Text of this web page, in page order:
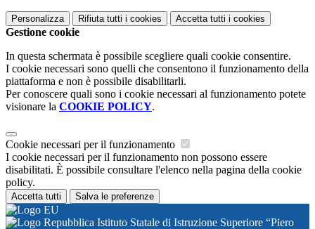
Personalizza Rifiuta tutti i cookies Accetta tutti i cookies
Gestione cookie
In questa schermata è possibile scegliere quali cookie consentire.
I cookie necessari sono quelli che consentono il funzionamento della
piattaforma e non è possibile disabilitarli.
Per conoscere quali sono i cookie necessari al funzionamento potete
visionare la COOKIE POLICY.
Cookie necessari per il funzionamento
I cookie necessari per il funzionamento non possono essere
disabilitati. È possibile consultare l'elenco nella pagina della cookie
policy.
Accetta tutti Salva le preferenze
Istituto Statale di Istruzione Superiore “Piero